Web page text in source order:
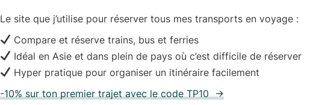
Le site que j’utilise pour réserver tous mes transports en voyage :
Compare et réserve trains, bus et ferries
Idéal en Asie et dans plein de pays où c’est difficile de réserver
Hyper pratique pour organiser un itinéraire facilement
-10% sur ton premier trajet avec le code TP10 →